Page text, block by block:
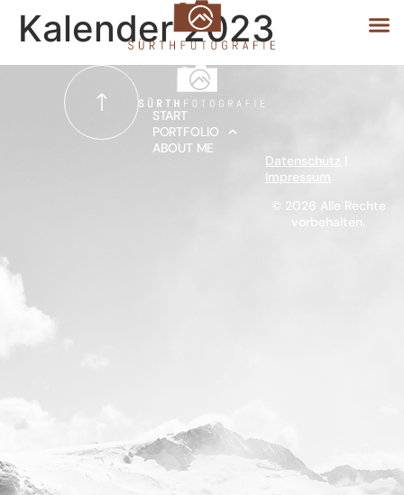
START
PORTFOLIO
Kalender 2023
Datenschutz
Impressum
© 2026 Alle Rechte
vorbehalten.
START
PORTFOLIO
ABOUT ME